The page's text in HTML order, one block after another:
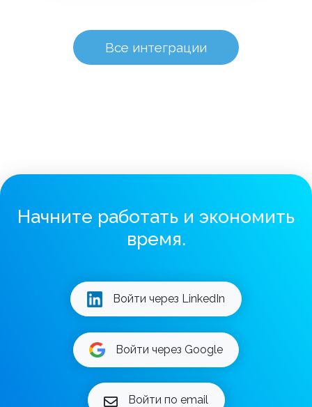
Все интеграции
Начните работать и экономить
время.
Войти через LinkedIn
Войти через Google
Войти по email